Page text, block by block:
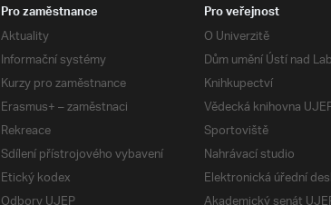
Pro zaměstnance
Aktuality
Informační systémy
Kurzy pro zaměstnance
Erasmus+ – zaměstnaci
Rekreace
Sdílení přístrojového vybavení
Etický kodex
Pro veřejnost
O Univerzitě
Dům umění Ústí nad
Knihkupectví
Vědecká knihovna
Sportoviště
Nahrávací studio
Elektronická úřední